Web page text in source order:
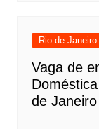
Rio de
Vaga de
de